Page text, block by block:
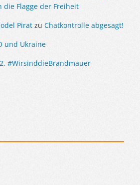
die Flagge der Freiheit
Pirat zu Chatkontrolle abgesagt!
und Ukraine
#WirsinddieBrandmauer